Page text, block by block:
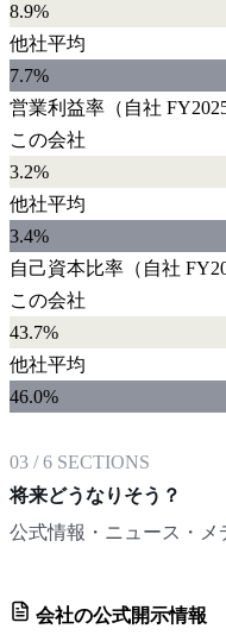
8.9%
他社平均
7.7%
営業利益率 （自社
この会社
3.2%
他社平均
3.4%
自己資本比率 （自社
この会社
43.7%
他社平均
46.0%
03 /6 SECTIONS
将来どうなりそう？
公式情報・ニュース・メ
会社の公式開示情報